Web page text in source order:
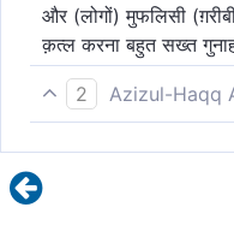
और (लोगों) मुफलिसी
क़त्ल करना बहुत सख्त
2
Azizul-Haqq